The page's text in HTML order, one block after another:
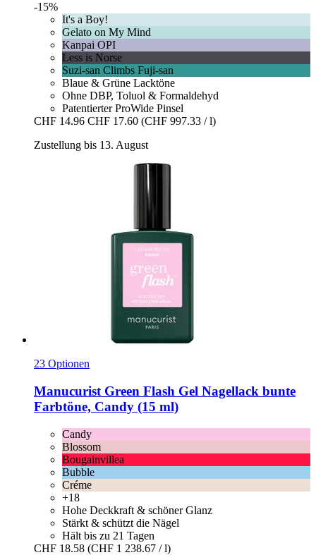
-15%
It's a Boy!
Gelato on My Mind
Kanpai OPI
Less is Norse
Suzi-san Climbs Fuji-san
Blaue & Grüne Lacktöne
Ohne DBP, Toluol & Formaldehyd
Patentierter ProWide Pinsel
CHF 14.96 CHF 17.60 (CHF 997.33 / l)
Zustellung bis 13. August
23 Optionen
Manucurist Green Flash Gel Nagellack bunte
Farbtöne, Candy (15 ml)
Candy
Blossom
Bougainvillea
Bubble
Créme
+18
Hohe Deckkraft & schöner Glanz
Stärkt & schützt die Nägel
Hält bis zu 21 Tagen
CHF 18.58 (CHF 1 238.67 / l)